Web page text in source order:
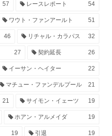
57 レースレポート 54
ワウト・ファンアールト 51
46 リチャル・カラパス 32
27 契約延長 26
イーサン・ヘイター 22
マチュー・ファンデルプール 21
21 サイモン・イェーツ 19
ホアン・アルメイダ 19
19 引退 19